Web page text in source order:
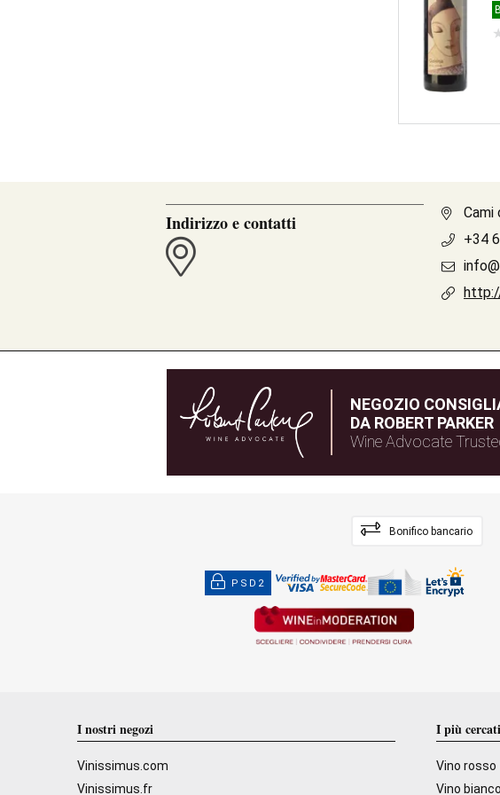
Indirizzo e contatti
Cami
+34
NEGOZIO
DA ROBERT PARKER
Wine Advocate
Bonifico bancario
PSD2
I nostri negozi
Vinissimus.com
Vinissimus.fr
I più cercati
Vino rosso
Vino bianco